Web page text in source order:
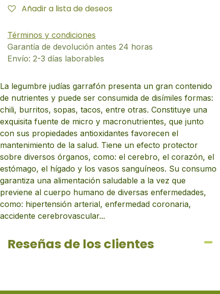
Añadir a lista de deseos
Términos y condiciones
Garantía de devolución antes 24 horas
Envío: 2-3 días laborables
La legumbre judías garrafón presenta un gran contenido
de nutrientes y puede ser consumida de disímiles formas:
chili, burritos, sopas, tacos, entre otras. Constituye una
exquisita fuente de micro y macronutrientes, que junto
con sus propiedades antioxidantes favorecen el
mantenimiento de la salud. Tiene un efecto protector
sobre diversos órganos, como: el cerebro, el corazón, el
estómago, el hígado y los vasos sanguíneos. Su consumo
garantiza una alimentación saludable a la vez que
previene al cuerpo humano de diversas enfermedades,
como: hipertensión arterial, enfermedad coronaria,
accidente cerebrovascular...
Reseñas de los clientes